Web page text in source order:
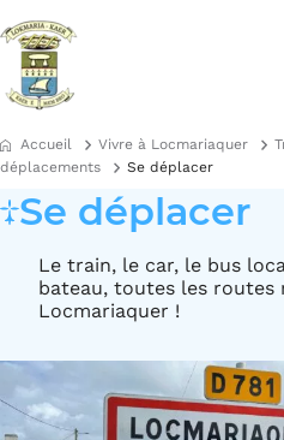
A
ll
r
l
a
a
i
g
a
A
ll
r
u
c
n
e
n
u
Accueil Vivre à Locmariaquer
déplacements
Se déplacer
Se déplacer
Le train, le car, le bus
bateau, toutes les routes
Locmariaquer !